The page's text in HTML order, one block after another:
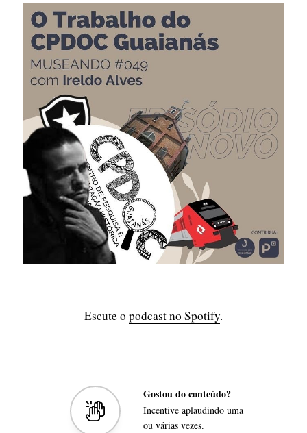
Escute o podcast no Spotify.
Gostou do conteúdo?
Incentive aplaudindo uma
ou várias vezes.